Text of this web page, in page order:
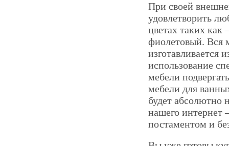
При своей
удовлетворить
цветах таких как
фиолетовый. Вся
изготавливается
использование
мебели
мебели для
будет абсолютно
нашего интернет
постаментом и